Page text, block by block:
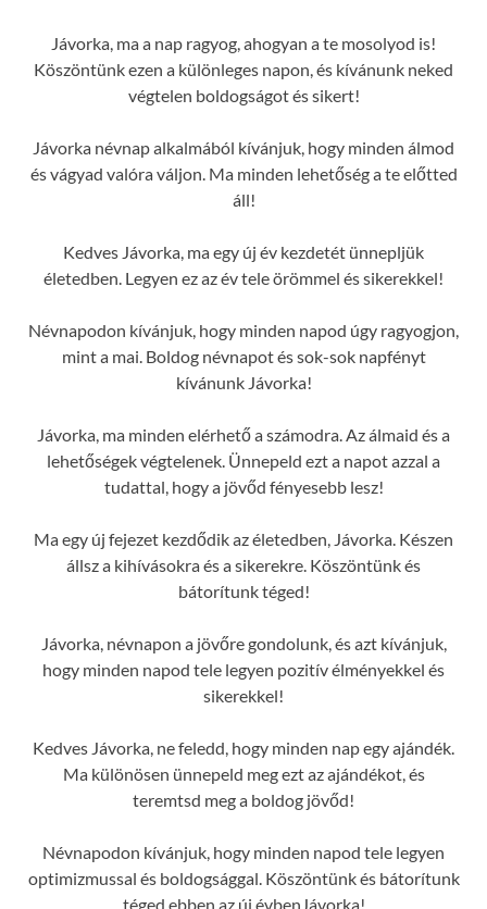
Jávorka, ma a nap ragyog, ahogyan a te mosolyod is!
Köszöntünk ezen a különleges napon, és kívánunk neked
végtelen boldogságot és sikert!
Jávorka névnap alkalmából kívánjuk, hogy minden álmod
és vágyad valóra váljon. Ma minden lehetőség a te előtted
áll!
Kedves Jávorka, ma egy új év kezdetét ünnepljük
életedben. Legyen ez az év tele örömmel és sikerekkel!
Névnapodon kívánjuk, hogy minden napod úgy ragyogjon,
mint a mai. Boldog névnapot és sok-sok napfényt
kívánunk Jávorka!
Jávorka, ma minden elérhető a számodra. Az álmaid és a
lehetőségek végtelenek. Ünnepeld ezt a napot azzal a
tudattal, hogy a jövőd fényesebb lesz!
Ma egy új fejezet kezdődik az életedben, Jávorka. Készen
állsz a kihívásokra és a sikerekre. Köszöntünk és
bátorítunk téged!
Jávorka, névnapon a jövőre gondolunk, és azt kívánjuk,
hogy minden napod tele legyen pozitív élményekkel és
sikerekkel!
Kedves Jávorka, ne feledd, hogy minden nap egy ajándék.
Ma különösen ünnepeld meg ezt az ajándékot, és
teremtsd meg a boldog jövőd!
Névnapodon kívánjuk, hogy minden napod tele legyen
optimizmussal és boldogsággal. Köszöntünk és bátorítunk
téged ebben az új évbenJávorka!